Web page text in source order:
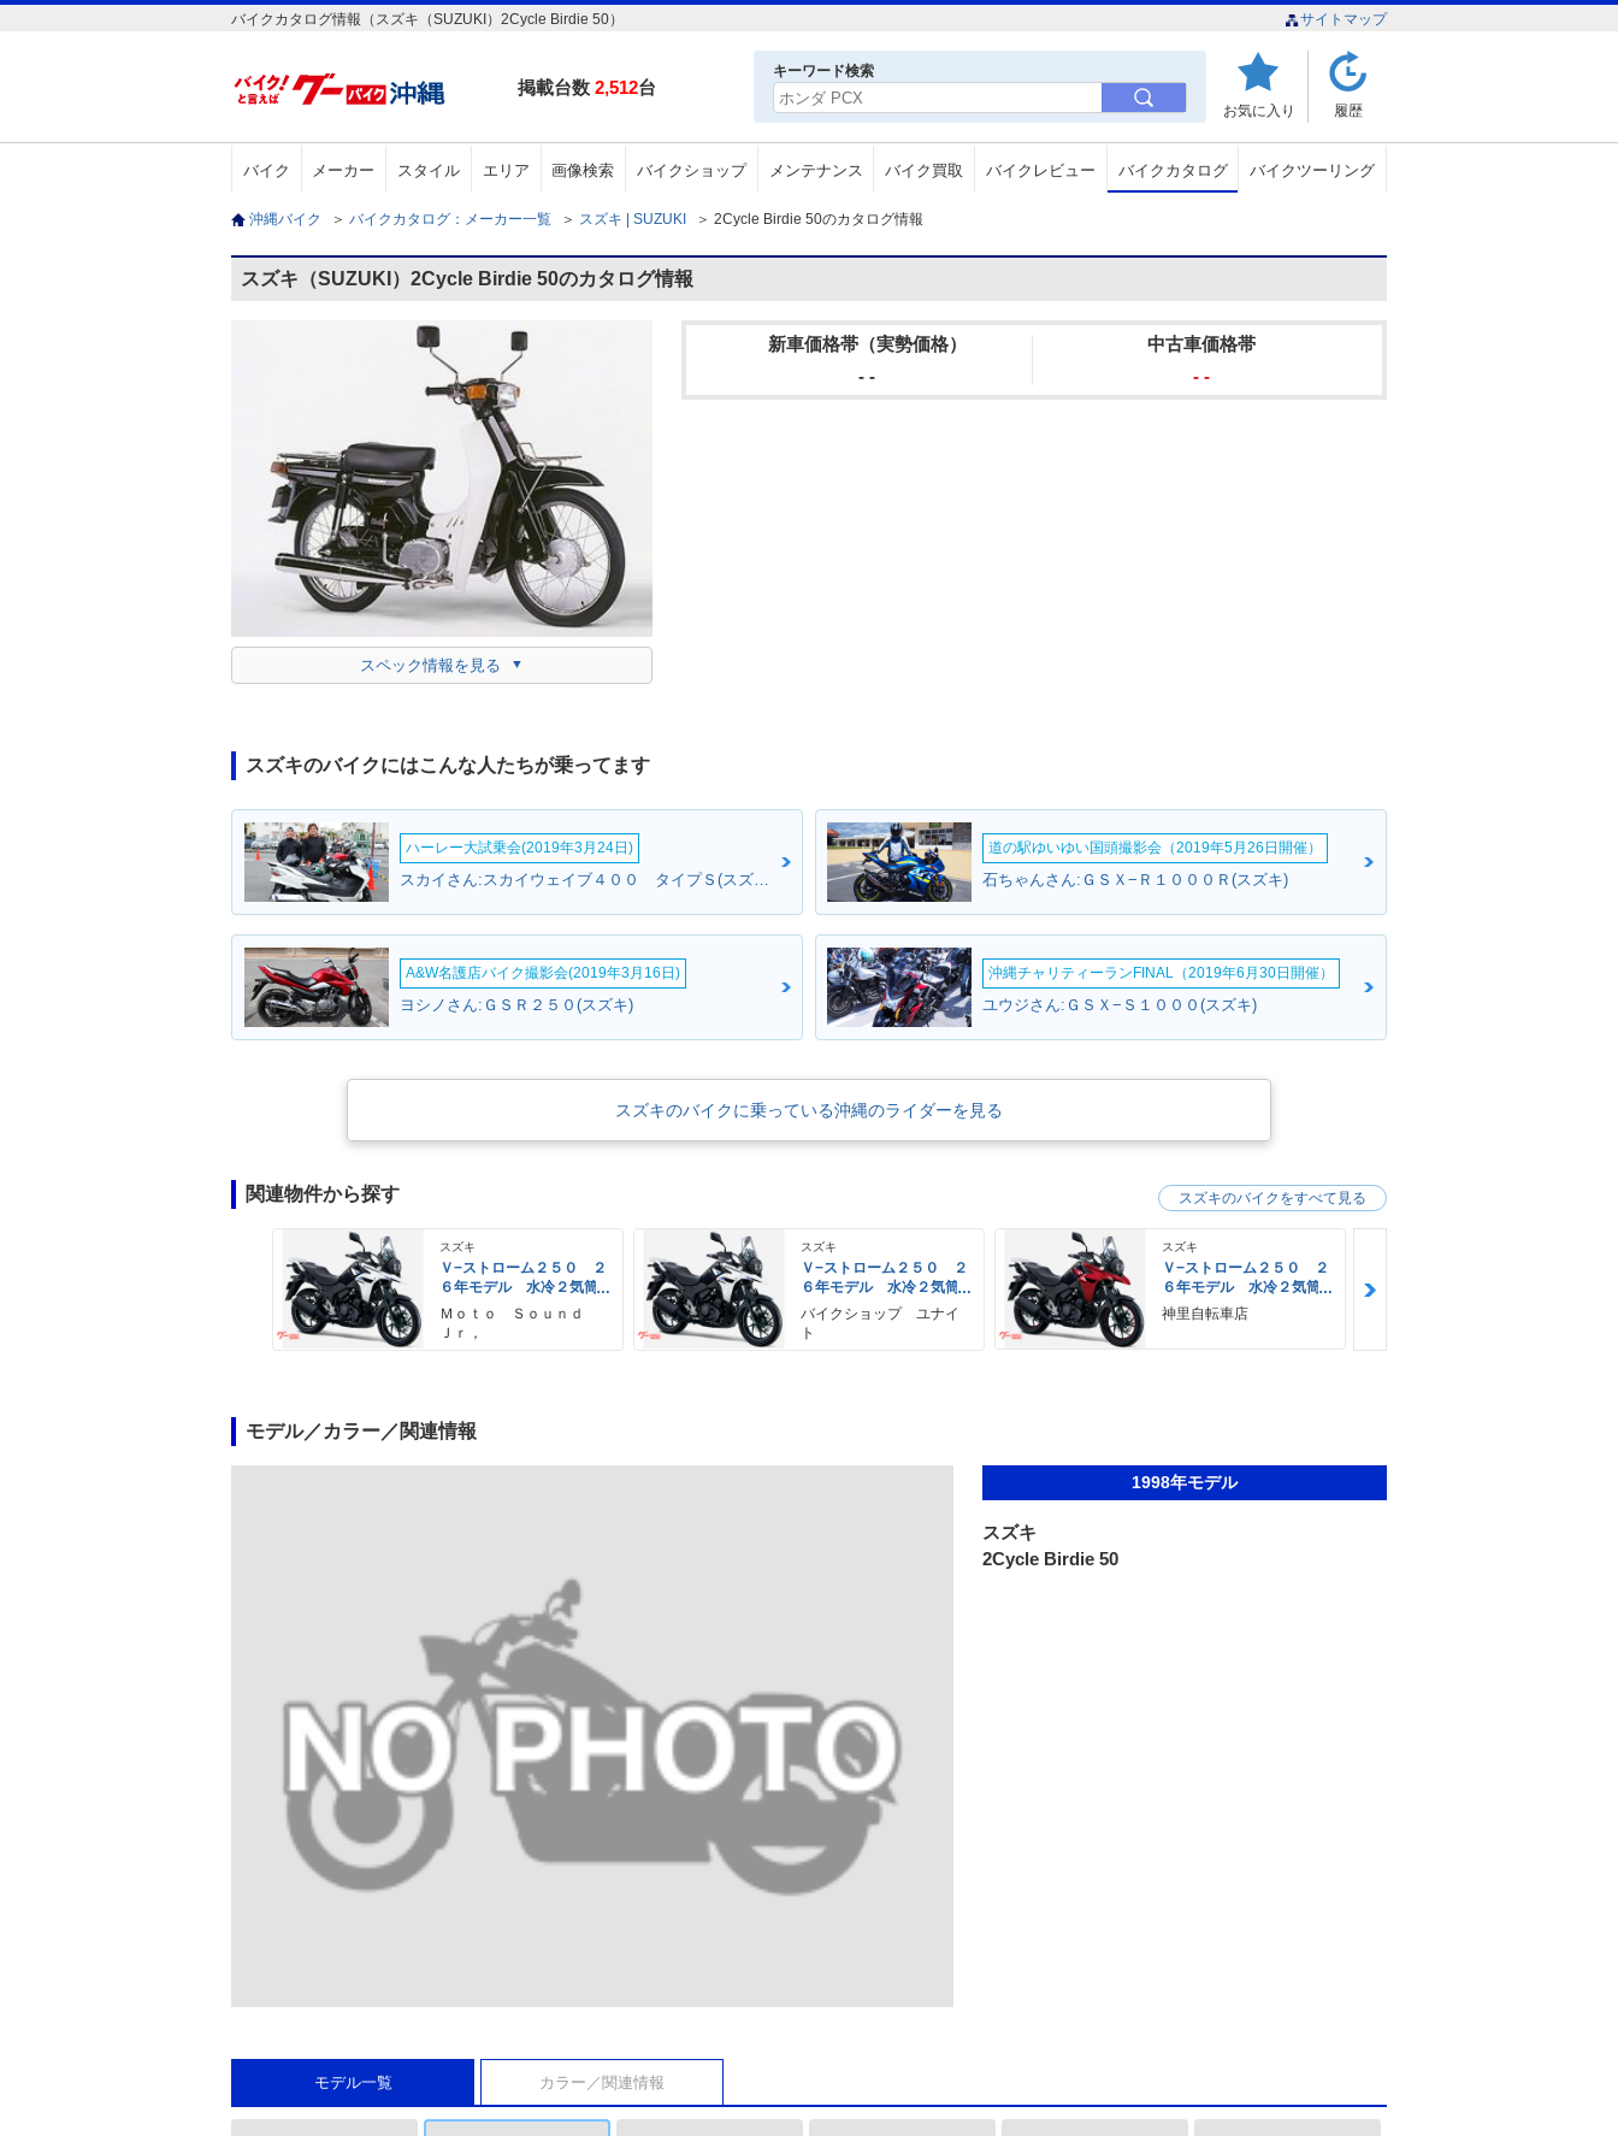
バイクカタログ情報（スズキ（SUZUKI）2Cycle Birdie 50） サイトマップ
掲載台数 2,512台
キーワード検索
お気に入り 履歴
バイク メーカー スタイル エリア 画像検索 バイクショップ メンテナンス バイク買取 バイクレビュー バイクカタログ バイクツーリング
沖縄バイク ＞ バイクカタログ：メーカー一覧 ＞ スズキ | SUZUKI ＞ 2Cycle Birdie 50のカタログ情報
スズキ（SUZUKI）2Cycle Birdie 50のカタログ情報
スペック情報を見る
新車価格帯（実勢価格）
- -
中古車価格帯
- -
スズキのバイクにはこんな人たちが乗ってます
ハーレー大試乗会(2019年3月24日)
スカイさん:スカイウェイブ４００ タイプＳ(スズキ)
道の駅ゆいゆい国頭撮影会（2019年5月26日開催）
石ちゃんさん:ＧＳＸ−Ｒ１０００Ｒ(スズキ)
A&W名護店バイク撮影会(2019年3月16日)
ヨシノさん:ＧＳＲ２５０(スズキ)
沖縄チャリティーランFINAL（2019年6月30日開催）
ユウジさん:ＧＳＸ−Ｓ１０００(スズキ)
スズキのバイクに乗っている沖縄のライダーを見る
関連物件から探す
スズキ
Ｖ−ストローム２５０ ２
６年モデル 水冷２気筒
エンジン ＬＥＤヘッド
ライト標準装備
Ｍｏｔｏ Ｓｏｕｎｄ
Ｊｒ，
スズキ
Ｖ−ストローム２５０ ２
６年モデル 水冷２気筒
エンジン ＬＥＤヘッド
ライト標準装備
バイクショップ ユナイ
ト
スズキ
Ｖ−ストローム２５０ ２
６年モデル 水冷２気筒
エンジン ＬＥＤヘッド
ライト標準装備
神里自転車店
スズキのバイクをすべて見る
モデル／カラー／関連情報
1998年モデル
スズキ
2Cycle Birdie 50
モデル一覧 カラー／関連情報